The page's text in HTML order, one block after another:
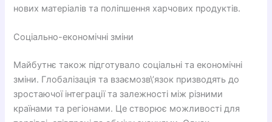
нових матеріалів та поліпшення харчових продуктів.
Соціально-економічні зміни
Майбутнє також підготувало соціальні та економічні
зміни. Глобалізація та взаємозв\’язок призводять до
зростаючої інтеграції та залежності між різними
країнами та регіонами. Це створює можливості для